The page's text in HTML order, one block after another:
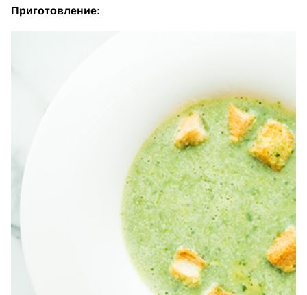
Приготовление: